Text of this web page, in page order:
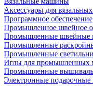
Аксессуары для
Программное обеспечение
Промышленное швейное
Промышленные швейные
Промышленные
Промышленные
Иглы для промышленных
Промышленные
Электронные подарочные